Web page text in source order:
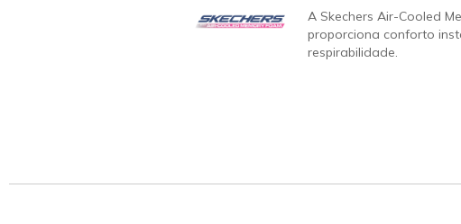
A Skechers Air-Cooled
proporciona conforto
respirabilidade.